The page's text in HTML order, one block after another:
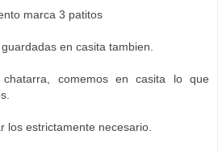
marca 3 patitos
en casita tambien.
comemos en casita lo que
los estrictamente necesario.